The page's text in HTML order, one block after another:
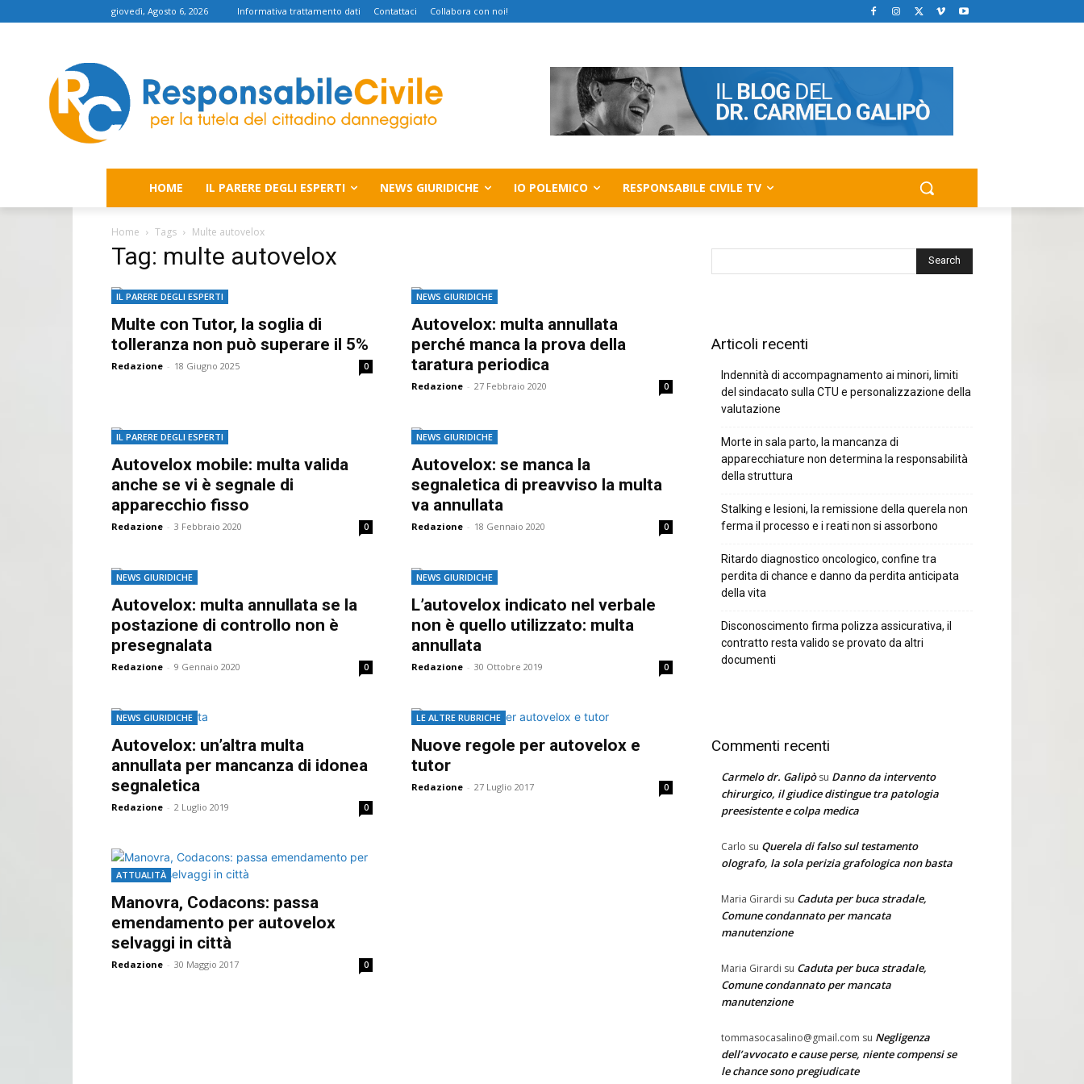
giovedì, Agosto 6, 2026 Informativa trattamento dati Contattaci Collabora con noi!
HOME IL PARERE DEGLI ESPERTI NEWS GIURIDICHE IO POLEMICO RESPONSABILE CIVILE TV
Home Tags Multe autovelox
Tag: multe autovelox
IL PARERE DEGLI ESPERTI
Multe con Tutor, la soglia di
tolleranza non può superare il 5%
Redazione - 18 Giugno 2025 0
NEWS GIURIDICHE
Autovelox: multa annullata
perché manca la prova della
taratura periodica
Redazione - 27 Febbraio 2020 0
IL PARERE DEGLI ESPERTI
Autovelox mobile: multa valida
anche se vi è segnale di
apparecchio fisso
Redazione - 3 Febbraio 2020 0
NEWS GIURIDICHE
Autovelox: se manca la
segnaletica di preavviso la multa
va annullata
Redazione - 18 Gennaio 2020 0
NEWS GIURIDICHE
Autovelox: multa annullata se la
postazione di controllo non è
presegnalata
Redazione - 9 Gennaio 2020 0
NEWS GIURIDICHE
L’autovelox indicato nel verbale
non è quello utilizzato: multa
annullata
Redazione - 30 Ottobre 2019 0
NEWS GIURIDICHE
Autovelox: un’altra multa
annullata per mancanza di idonea
segnaletica
Redazione - 2 Luglio 2019 0
LE ALTRE RUBRICHE
Nuove regole per autovelox e
tutor
Redazione - 27 Luglio 2017 0
ATTUALITÀ
Manovra, Codacons: passa
emendamento per autovelox
selvaggi in città
Redazione - 30 Maggio 2017 0
Articoli recenti
Indennità di accompagnamento ai minori, limiti
del sindacato sulla CTU e personalizzazione della
valutazione
Morte in sala parto, la mancanza di
apparecchiature non determina la responsabilità
della struttura
Stalking e lesioni, la remissione della querela non
ferma il processo e i reati non si assorbono
Ritardo diagnostico oncologico, confine tra
perdita di chance e danno da perdita anticipata
della vita
Disconoscimento firma polizza assicurativa, il
contratto resta valido se provato da altri
documenti
Commenti recenti
Carmelo dr. Galipòsu Danno da intervento
chirurgico, il giudice distingue tra patologia
preesistente e colpa medica
Carlo su Querela di falso sul testamento
olografo, la sola perizia grafologica non basta
Maria Girardi su Caduta per buca stradale,
Comune condannato per mancata
manutenzione
Maria Girardi su Caduta per buca stradale,
Comune condannato per mancata
manutenzione
tommasocasalino@gmail.com su Negligenza
dell’avvocato e cause perse, niente compensi se
le chance sono pregiudicate